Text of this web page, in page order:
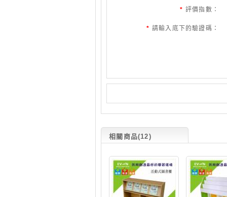
* 評價指數：
* 請輸入底下的驗證碼：
相關商品(12)